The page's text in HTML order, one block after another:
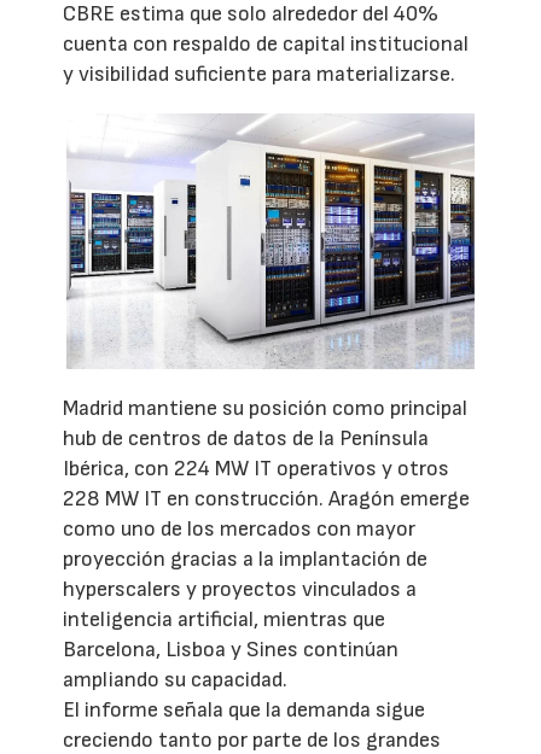
CBRE estima que solo alrededor del 40%
cuenta con respaldo de capital institucional
y visibilidad suficiente para materializarse.
Madrid mantiene su posición como principal
hub de centros de datos de la Península
Ibérica, con 224 MW IT operativos y otros
228 MW IT en construcción. Aragón emerge
como uno de los mercados con mayor
proyección gracias a la implantación de
hyperscalers y proyectos vinculados a
inteligencia artificial, mientras que
Barcelona, Lisboa y Sines continúan
ampliando su capacidad.
El informe señala que la demanda sigue
creciendo tanto por parte de los grandes